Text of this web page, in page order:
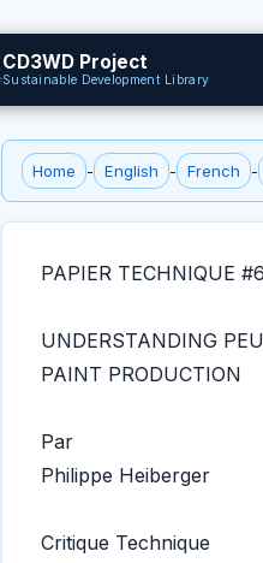
CD3WD Project
Sustainable Development Library
Home - English - French -
PAPIER TECHNIQUE
UNDERSTANDING
PAINT PRODUCTION
Par
Philippe Heiberger
Critique Technique